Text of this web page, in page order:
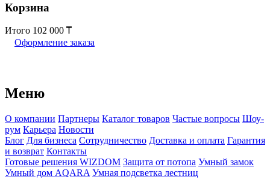
Корзина
Итого 102 000
Оформление заказа
Меню
О компании Партнеры Каталог товаров Частые вопросы Шоу-
рум Карьера Новости
Блог Для бизнеса Сотрудничество Доставка и оплата Гарантия
и возврат Контакты
Готовые решения WIZDOM Защита от потопа Умный замок
Умный дом AQARA Умная подсветка лестниц